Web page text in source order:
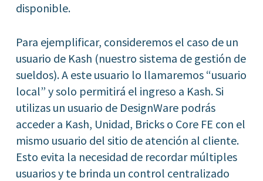
disponible.
Para ejemplificar, consideremos el caso de un
usuario de Kash (nuestro sistema de gestión de
sueldos). A este usuario lo llamaremos “usuario
local” y solo permitirá el ingreso a Kash. Si
utilizas un usuario de DesignWare podrás
acceder a Kash, Unidad, Bricks o Core FE con el
mismo usuario del sitio de atención al cliente.
Esto evita la necesidad de recordar múltiples
usuarios y te brinda un control centralizado